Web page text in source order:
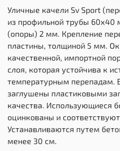
Уличные качели Sv Sport
из профильной трубы
(опоры) 2 мм. Крепление
пластины, толщиной 5 мм.
качественной, импортной
слоя, которая устойчива к
температурным перепадам.
заглушены пластиковыми
качества. Использующиеся
оцинкованы и
Устанавливаются путем
менее 30 см.